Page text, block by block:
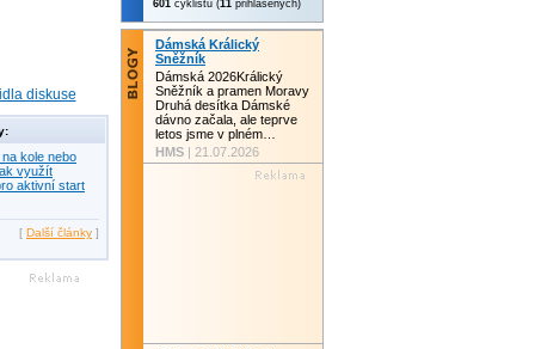
diskuse
kole nebo
využít
aktivní start
[ Další články ]
601 cyklistů (11 přihlášených)
Dámská Králický
Sněžník
Dámská 2026Králický
Sněžník a pramen Moravy
Druhá desítka Dámské
dávno začala, ale teprve
letos jsme v plném…
HMS | 21.07.2026